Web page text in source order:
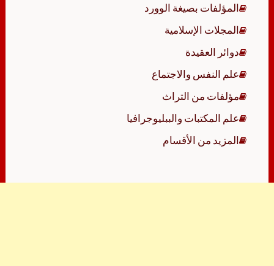
المؤلفات بصيغة الوورد
المجلات الإسلامية
دوائر العقيدة
علم النفس والاجتماع
مؤلفات من التراث
علم المكتبات والببليوجرافيا
المزيد من الأقسام